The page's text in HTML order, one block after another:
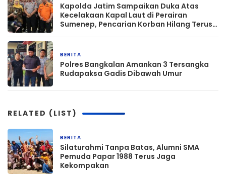
Kapolda Jatim Sampaikan Duka Atas
Kecelakaan Kapal Laut di Perairan
Sumenep, Pencarian Korban Hilang Terus
BERITA
Polres Bangkalan Amankan 3 Tersangka
Rudapaksa Gadis Dibawah Umur
RELATED (LIST)
BERITA
Silaturahmi Tanpa Batas, Alumni SMA
Pemuda Papar 1988 Terus Jaga
Kekompakan